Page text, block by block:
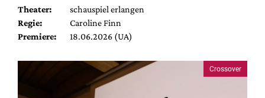
Theater:
schauspiel erlangen
Regie:
Caroline Finn
Premiere:
18.06.2026 (UA)
Crossover